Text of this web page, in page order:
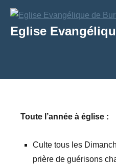
Aller
contenu
Eglise
Texte
Toute l’année à église :
Culte tous les
prière de guérisons